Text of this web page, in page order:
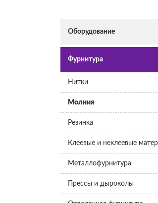
Оборудование
Фурнитура
Нитки
Молния
Резинка
Клеевые и неклеевые
Металлофурнитура
Прессы и дыроколы